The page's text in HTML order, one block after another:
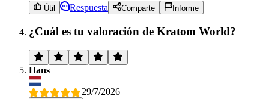
Útil Respuesta Comparte Informe
¿Cuál es tu valoración de Kratom World?
Hans
29/7/2026